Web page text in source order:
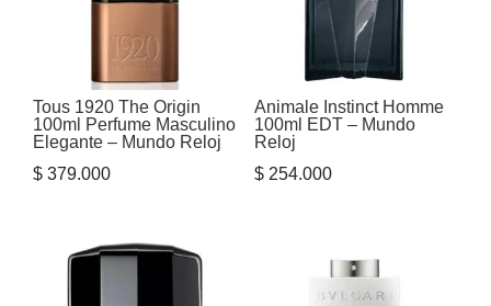
Tous 1920 The Origin
100ml Perfume Masculino
Elegante – Mundo Reloj
$ 379.000
Animale Instinct Homme
100ml EDT – Mundo
Reloj
$254.000